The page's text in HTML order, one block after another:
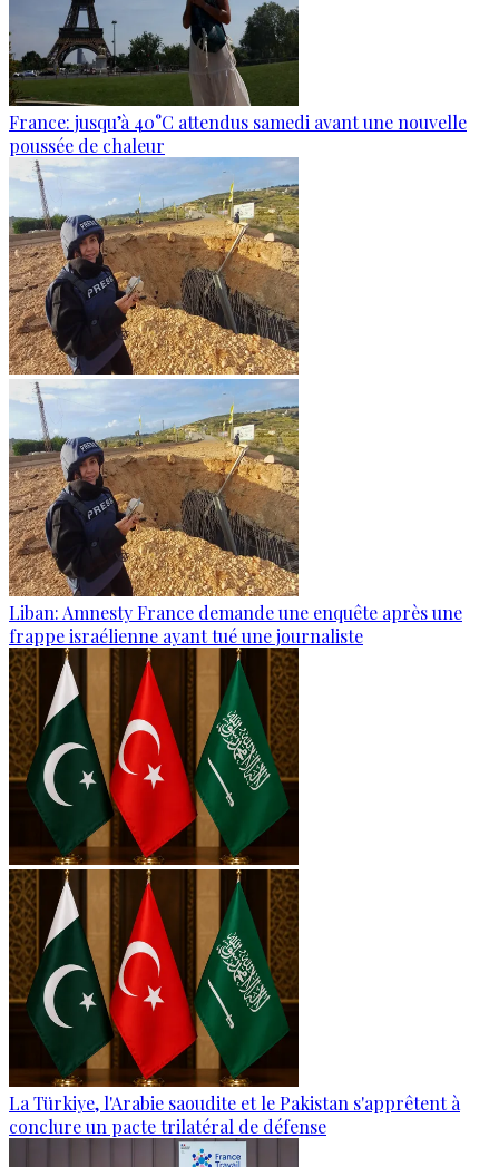
France: jusqu’à 40°C attendus samedi avant une nouvelle
poussée de chaleur
Liban: Amnesty France demande une enquête après une
frappe israélienne ayant tué une journaliste
La Türkiye, l'Arabie saoudite et le Pakistan s'apprêtent à
conclure un pacte trilatéral de défense